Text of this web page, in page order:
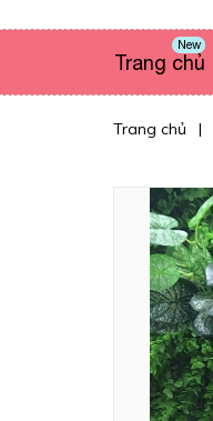
Trang chủ
New
Trang chủ |